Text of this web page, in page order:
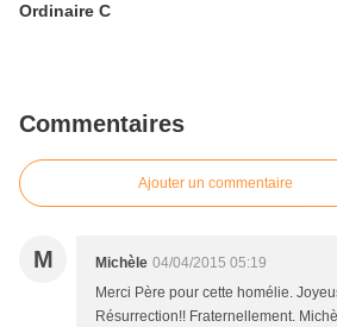
Ordinaire C
Commentaires
Ajouter un commentaire
M Michèle 04/04/2015 05:19
Merci Père pour cette homélie.
Résurrection!! Fraternellement.